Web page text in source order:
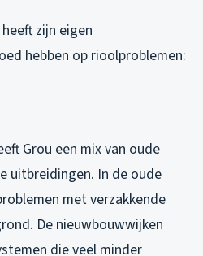
zijn eigen
hebben op rioolproblemen:
Grou een mix van oude
uitbreidingen. In de oude
met verzakkende
De nieuwbouwwijken
die veel minder